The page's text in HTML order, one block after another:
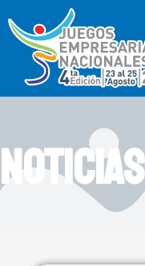
contenido
NOTICIAS